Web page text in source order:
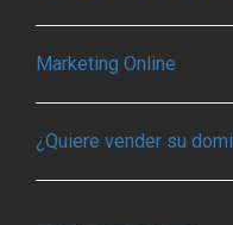
Marketing Online
¿Quiere vender su